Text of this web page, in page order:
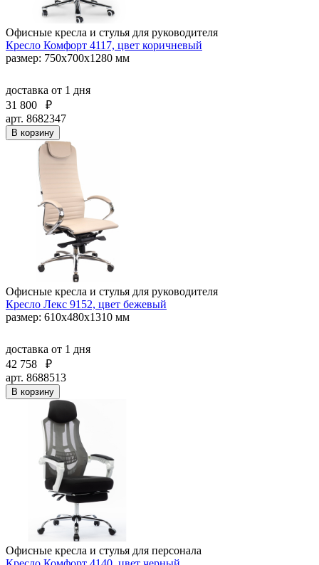
Офисные кресла и стулья для руководителя
Кресло Комфорт 4117, цвет коричневый
размер: 750х700х1280 мм
доставка от 1 дня
31 800
₽
арт. 8682347
В корзину
Офисные кресла и стулья для руководителя
Кресло Лекс 9152, цвет бежевый
размер: 610х480х1310 мм
доставка от 1 дня
42 758
₽
арт. 8688513
В корзину
Офисные кресла и стулья для персонала